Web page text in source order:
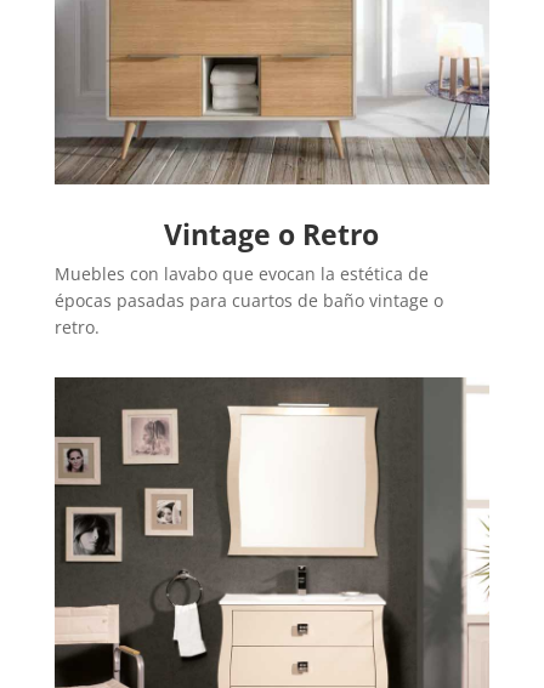
Vintage o Retro
Muebles con lavabo que evocan la estética de
épocas pasadas para cuartos de baño vintage o
retro.